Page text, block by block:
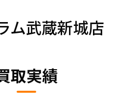
ム武蔵新城店
取実績